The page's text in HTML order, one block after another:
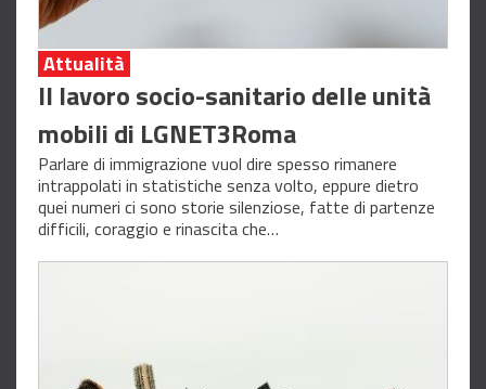
Attualità
Il lavoro socio-sanitario delle unità
mobili di LGNET3Roma
Parlare di immigrazione vuol dire spesso rimanere
intrappolati in statistiche senza volto, eppure dietro
quei numeri ci sono storie silenziose, fatte di partenze
difficili, coraggio e rinascita che…